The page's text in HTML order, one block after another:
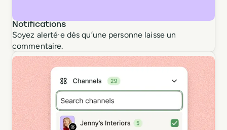
Notifications
Soyez alerté·e dès qu’une personne laisse un
commentaire.